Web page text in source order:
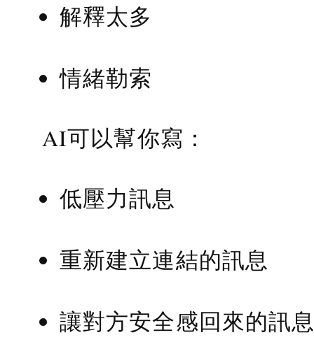
解釋太多
情緒勒索
AI可以幫你寫：
低壓力訊息
重新建立連結的訊息
讓對方安全感回來的訊